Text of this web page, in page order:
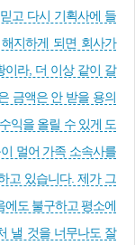
고 다시 기획사에 들
지하게 되면 회사가
이라, 더 이상 같이 갈
금액은 안 받을 용의
익을 올릴 수 있게 도
멀어 가족 소속사를
고 있습니다. 제가 그
에도 불구하고 평소에
낼 것을 너무나도 잘